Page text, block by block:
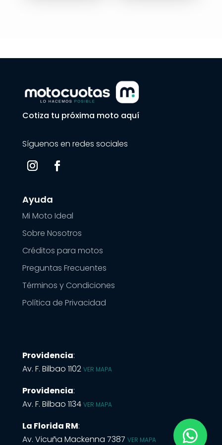
Cotiza tu próxima moto aquí
Síguenos en redes sociales
Ayuda
Mi Moto Ideal
Sobre Nosotros
Créditos para motos
Preguntas Frecuentes
Términos y Condiciones
Política de Privacidad
Providencia:
Av. F. Bilbao 1102 VER MAPA
Providencia:
Av. F. Bilbao 1134 VER MAPA
La Florida RM:
Av. Vicuña Mackenna 7387 VER MAPA